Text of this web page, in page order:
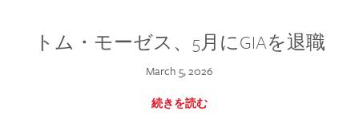
トム・モーゼス、5月にGIAを退職
March 5, 2026
続きを読む